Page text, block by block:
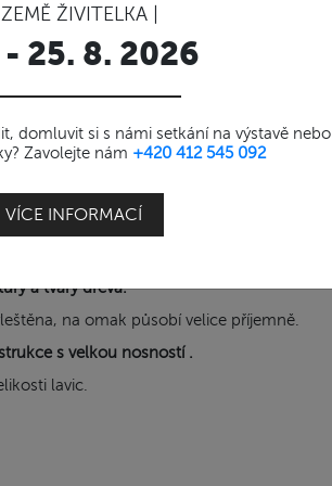
| ZEMĚ ŽIVITELKA |
25. 8. 2026
domluvit si s námi setkání na výstavě nebo
Zavolejte nám +420 412 545 092
VÍCE INFORMACÍ
cm
je vyrobena z tropického dřeva SUAR.
doplní moderní styl Vašeho interiéru i
a tvary dřeva.
na omak působí velice příjemně.
s velkou nosností .
lavic.